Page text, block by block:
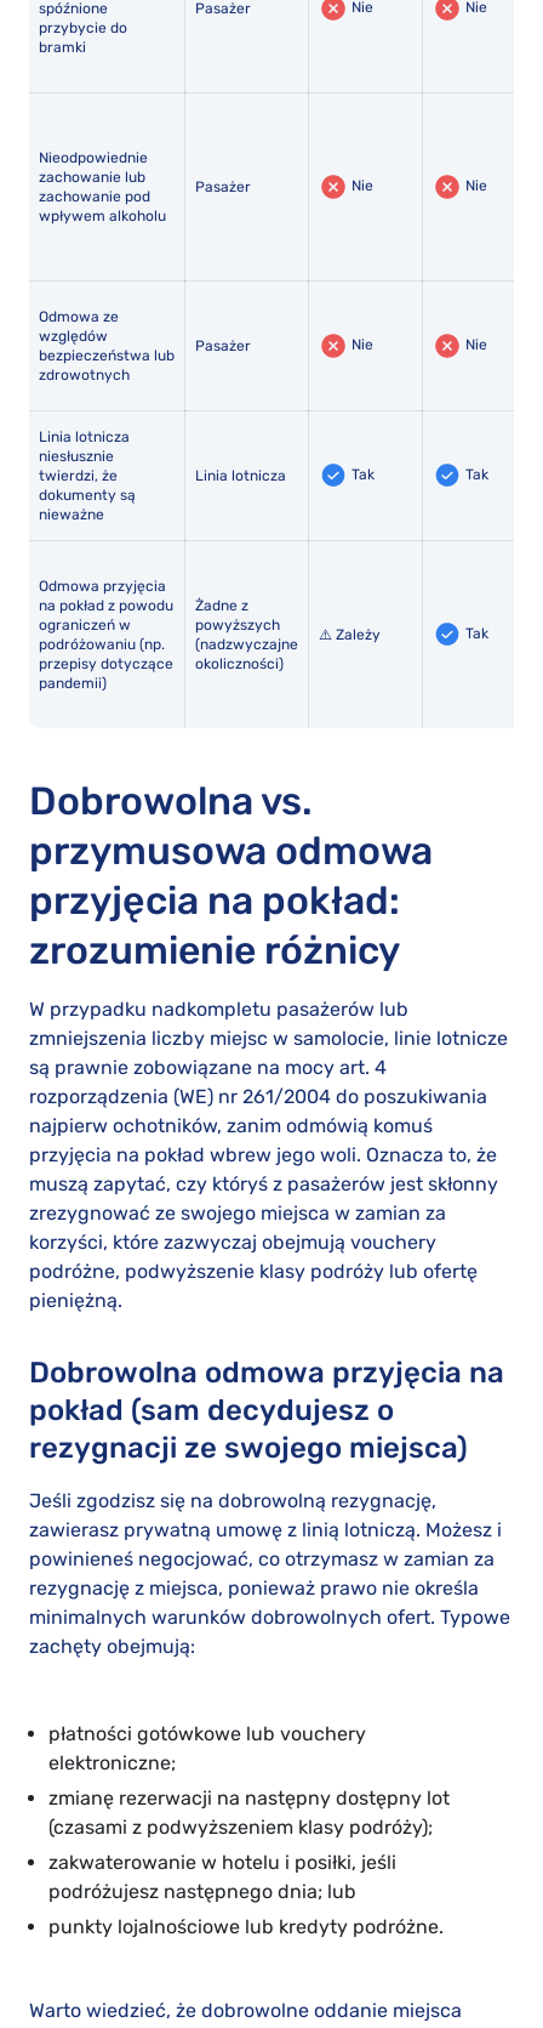
spóźnione
przybycie do
bramki
Pasażer Nie Nie
Nieodpowiednie
zachowanie lub
zachowanie pod
wpływem alkoholu
Pasażer Nie Nie
Odmowa ze
względów
bezpieczeństwa lub
zdrowotnych
Pasażer Nie Nie
Linia lotnicza
niesłusznie
twierdzi, że
dokumenty są
nieważne
Linia lotnicza Tak Tak
Odmowa przyjęcia
na pokład z powodu
ograniczeń w
podróżowaniu (np.
przepisy dotyczące
pandemii)
Żadne z
powyższych
(nadzwyczajne
okoliczności)
⚠️ Zależy Tak
Dobrowolna vs.
przymusowa odmowa
przyjęcia na pokład:
zrozumienie różnicy
W przypadku nadkompletu pasażerów lub
zmniejszenia liczby miejsc w samolocie, linie lotnicze
są prawnie zobowiązane na mocy art. 4
rozporządzenia (WE) nr 261/2004 do poszukiwania
najpierw ochotników, zanim odmówią komuś
przyjęcia na pokład wbrew jego woli. Oznacza to, że
muszą zapytać, czy któryś z pasażerów jest skłonny
zrezygnować ze swojego miejsca w zamian za
korzyści, które zazwyczaj obejmują vouchery
podróżne, podwyższenie klasy podróży lub ofertę
pieniężną.
Dobrowolna odmowa przyjęcia na
pokład (sam decydujesz o
rezygnacji ze swojego miejsca)
Jeśli zgodzisz się na dobrowolną rezygnację,
zawierasz prywatną umowę z linią lotniczą. Możesz i
powinieneś negocjować, co otrzymasz w zamian za
rezygnację z miejsca, ponieważ prawo nie określa
minimalnych warunków dobrowolnych ofert. Typowe
zachęty obejmują:
płatności gotówkowe lub vouchery
elektroniczne;
zmianę rezerwacji na następny dostępny lot
(czasami z podwyższeniem klasy podróży);
zakwaterowanie w hotelu i posiłki, jeśli
podróżujesz następnego dnia; lub
punkty lojalnościowe lub kredyty podróżne.
Warto wiedzieć, że dobrowolne oddanie miejsca